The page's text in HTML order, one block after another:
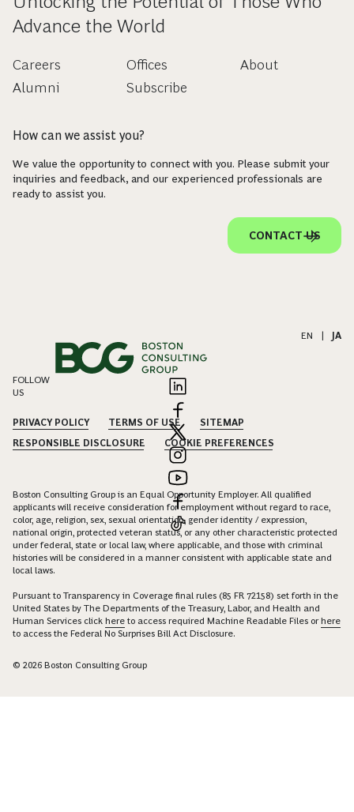
Advance the World
Careers
Alumni
Offices
Subscribe
About
How can we assist you?
We value the opportunity to connect with you. Please submit your
inquiries and feedback, and our experienced professionals are
ready to assist you.
CONTACT US
EN | JA
FOLLOW
US
PRIVACY POLICY TERMS OF USE
SITEMAP
RESPONSIBLE DISCLOSURE
COOKIE PREFERENCES
Boston Consulting Group is an Equal Opportunity Employer. All qualified
applicants will receive consideration for employment without regard to race,
color, age, religion, sex, sexual orientation, gender identity / expression,
national origin, protected veteran status, or any other characteristic protected
under federal, state or local law, where applicable, and those with criminal
histories will be considered in a manner consistent with applicable state and
local laws.
Pursuant to Transparency in Coverage final rules (85 FR 72158) set forth in the
United States by The Departments of the Treasury, Labor, and Health and
Human Services click here to access required Machine Readable Files orhere
to access the Federal No Surprises Bill Act Disclosure.
© 2026 Boston Consulting Group